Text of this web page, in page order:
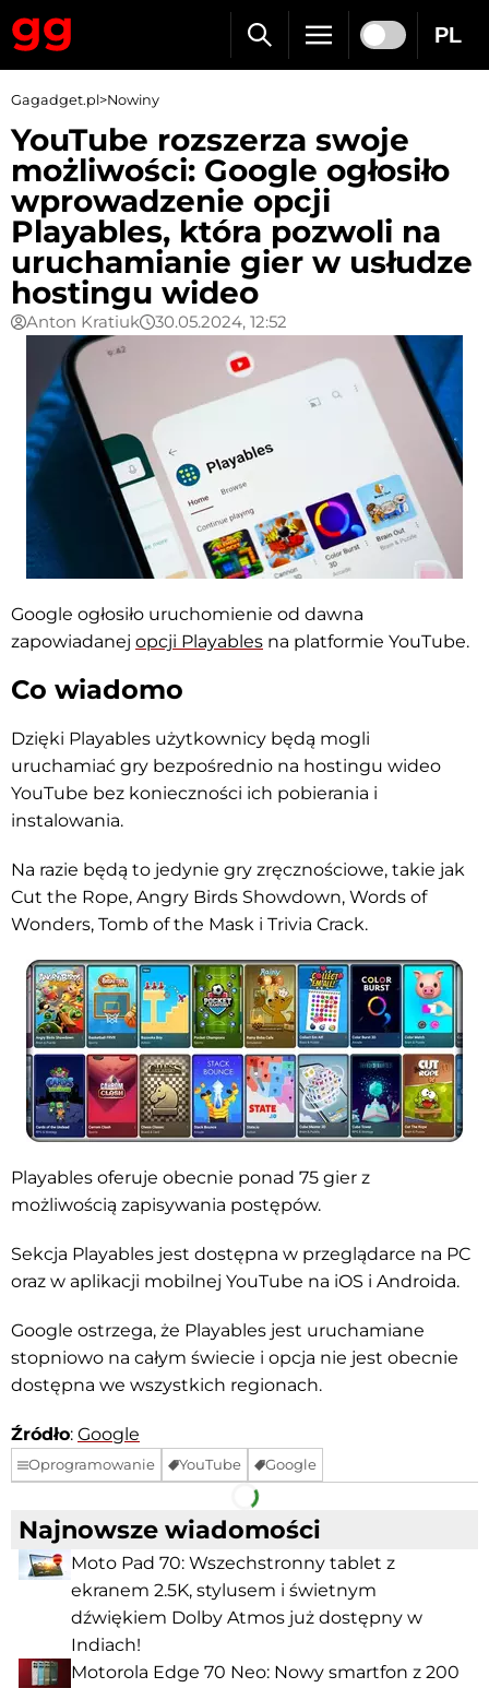
PL
Gagadget.pl>Nowiny
YouTube rozszerza swoje
możliwości: Google ogłosiło
wprowadzenie opcji
Playables, która pozwoli na
uruchamianie gier w usłudze
hostingu wideo
Anton Kratiuk 30.05.2024, 12:52
Google ogłosiło uruchomienie od dawna
zapowiadanej opcji Playables na platformie YouTube.
Co wiadomo
Dzięki Playables użytkownicy będą mogli
uruchamiać gry bezpośrednio na hostingu wideo
YouTube bez konieczności ich pobierania i
instalowania.
Na razie będą to jedynie gry zręcznościowe, takie jak
Cut the Rope, Angry Birds Showdown, Words of
Wonders, Tomb of the Mask i Trivia Crack.
Playables oferuje obecnie ponad 75 gier z
możliwością zapisywania postępów.
Sekcja Playables jest dostępna w przeglądarce na PC
oraz w aplikacji mobilnej YouTube na iOS i Androida.
Google ostrzega, że Playables jest uruchamiane
stopniowo na całym świecie i opcja nie jest obecnie
dostępna we wszystkich regionach.
Źródło: Google
Oprogramowanie YouTube Google
Facebook Telegram
Najnowsze wiadomości
Moto Pad 70: Wszechstronny tablet z
ekranem 2.5K, stylusem i świetnym
dźwiękiem Dolby Atmos już dostępny w
Indiach!
Motorola Edge 70 Neo: Nowy smartfon z 200